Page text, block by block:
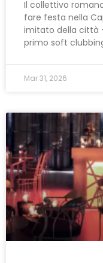
Il collettivo
fare festa nella
imitato della città
primo soft
Mar 31, 2026